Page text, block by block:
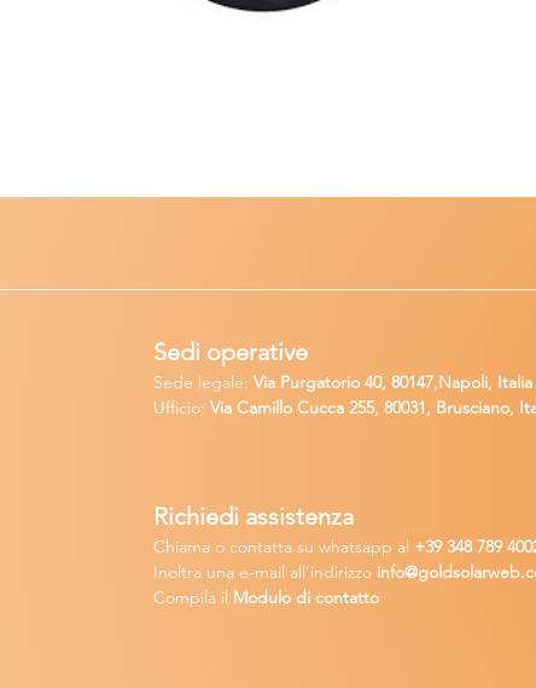
Sedi operative
Sede legale:Via Purgatorio 40, 80147,Napoli, Italia
Ufficio:Via Camillo Cucca 255, 80031, Brusciano,
Richiedi assistenza
Chiama o contatta su whatsapp al +39 348 789
Inoltra una e-mail all'indirizzo info@goldsolarwe
Compila il Modulo di contatto